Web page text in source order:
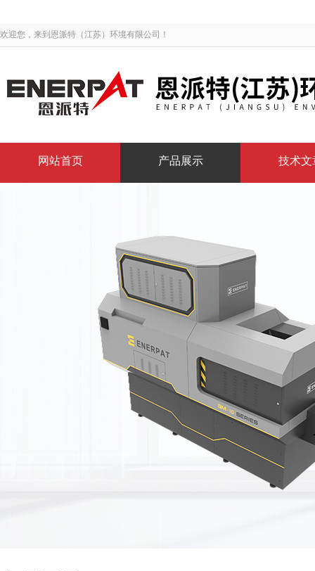
欢迎您，来到恩派特（江苏）环境有限公司！
网站首页 产品展示 技术文